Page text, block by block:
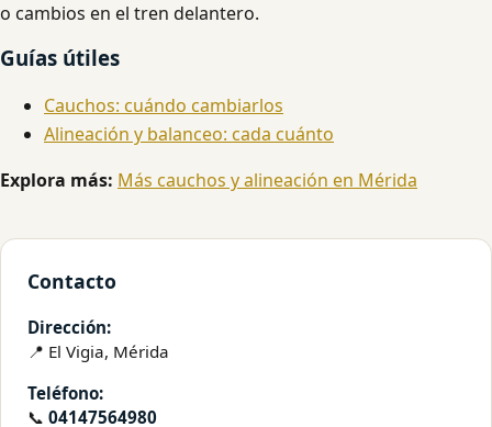
o cambios en el tren delantero.
Guías útiles
Cauchos: cuándo cambiarlos
Alineación y balanceo: cada cuánto
Explora más: Más cauchos y alineación en Mérida
Contacto
Dirección:
📍 El Vigia, Mérida
Teléfono:
📞 04147564980